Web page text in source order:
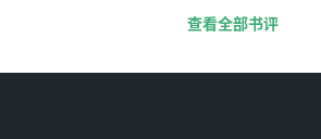
查看全部书评